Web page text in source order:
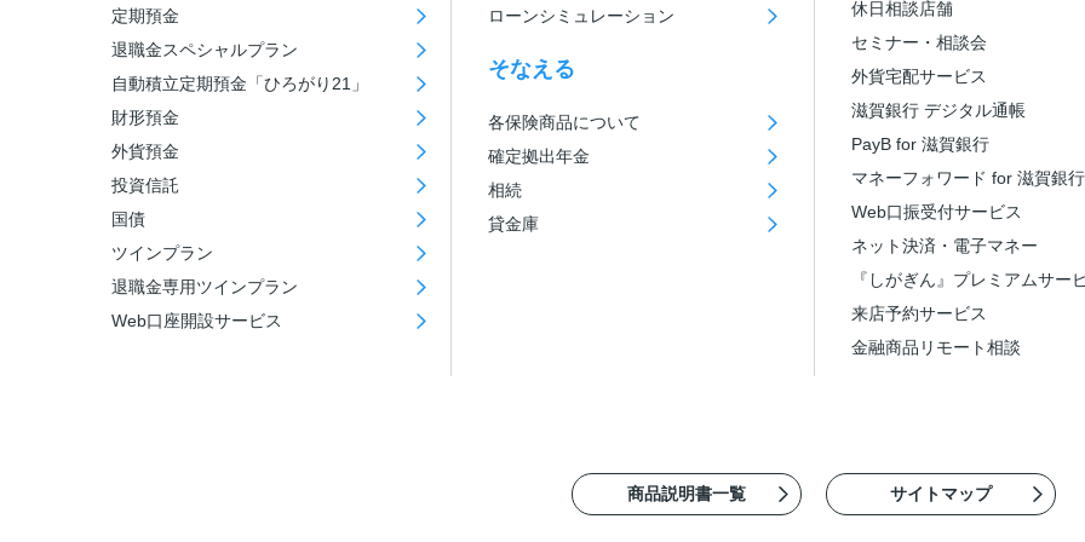
定期預金
退職金スペシャルプラン
自動積立定期預金「ひろがり21」
財形預金
外貨預金
投資信託
国債
ツインプラン
退職金専用ツインプラン
Web口座開設サービス
ローンシミュレーション
そなえる
各保険商品について
確定拠出年金
相続
貸金庫
休日相談店舗
セミナー・相談会
外貨宅配サービス
滋賀銀行 デジタル通帳
PayB for 滋賀銀行
マネーフォワード for 滋賀銀行
Web口振受付サービス
ネット決済・電子マネー
『しがぎん』プレミアムサー
来店予約サービス
金融商品リモート相談
商品説明書一覧 サイトマップ